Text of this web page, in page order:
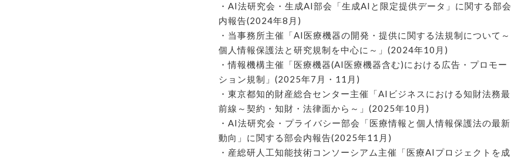
・AI法研究会・生成AI部会「生成AIと限定提供データ」に関する部会
内報告(2024年8月)
・当事務所主催「AI医療機器の開発・提供に関する法規制について～
個人情報保護法と研究規制を中心に～」(2024年10月)
・情報機構主催「医療機器(AI医療機器含む)における広告・プロモー
ション規制」(2025年7月・11月)
・東京都知的財産総合センター主催「AIビジネスにおける知財法務最
前線～契約・知財・法律面から～」(2025年10月)
・AI法研究会・プライバシー部会「医療情報と個人情報保護法の最新
動向」に関する部会内報告(2025年11月)
・産総研人工知能技術コンソーシアム主催「医療AIプロジェクトを成